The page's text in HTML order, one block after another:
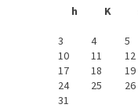
h
K
3
4 5
10
11 12
17
18 19
24
25 26
31